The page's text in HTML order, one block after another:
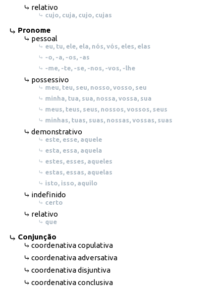
relativo
cujo, cuja, cujo, cujas
Pronome
pessoal
eu, tu, ele, ela, nós, vós, eles, elas
-o, -a, -os, -as
-me, -te, -se, -nos, -vos, -lhe
possessivo
meu, teu, seu, nosso, vosso, seu
minha, tua, sua, nossa, vossa, sua
meus, teus, seus, nossos, vossos, seus
minhas, tuas, suas, nossas, vossas, suas
demonstrativo
este, esse, aquele
esta, essa, aquela
estes, esses, aqueles
estas, essas, aquelas
isto, isso, aquilo
indefinido
certo
relativo
que
Conjunção
coordenativa copulativa
coordenativa adversativa
coordenativa disjuntiva
coordenativa conclusiva